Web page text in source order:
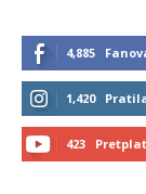
4,885
1,420
423